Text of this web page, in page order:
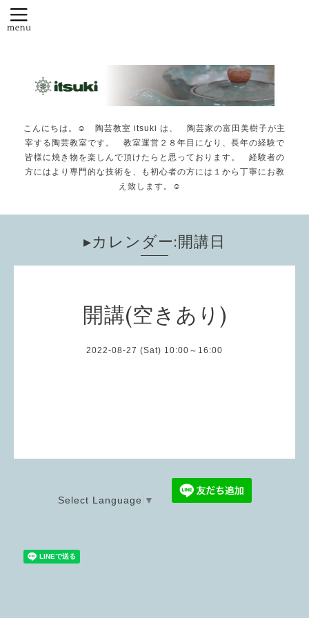
こんにちは。☺️ 陶芸教室 itsuki は、 陶芸家の富田美樹子が主
宰する陶芸教室です。 教室運営２８年目になり、長年の経験で
皆様に焼き物を楽しんで頂けたらと思っております。 経験者の
方にはより専門的な技術を、も初心者の方には１から丁寧にお教
え致します。☺️
▸カレンダー:開講日
開講(空きあり)
2022-08-27 (Sat) 10:00～16:00
Select Language ▼